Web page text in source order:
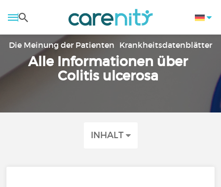
Die Meinung der Patienten Krankheitsdatenblätter
Alle Informationen über
Colitis ulcerosa
INHALT